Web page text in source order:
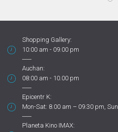
Shopping Gallery:
10:00 am - 09.00 pm
Auchan:
08:00 am - 10.00 pm
Epicentr K:
Mon-Sat: 8.00 am – 09.30 pm,
Planeta Kino IMAX: